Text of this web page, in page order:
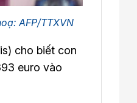
AFP/TTXVN
cho biết con
euro vào